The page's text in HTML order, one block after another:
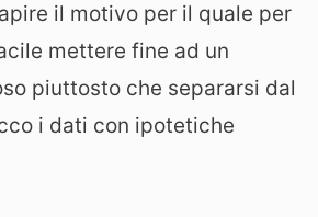
il motivo per il quale per
mettere fine ad un
piuttosto che separarsi dal
i dati con ipotetiche